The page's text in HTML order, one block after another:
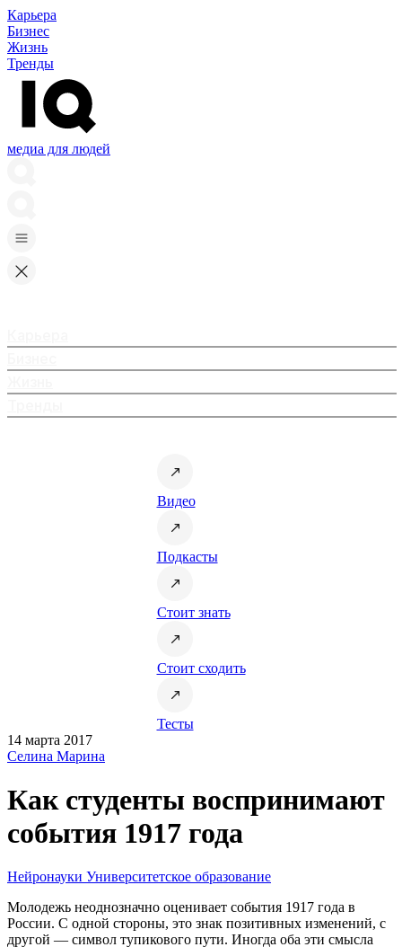
Карьера
Бизнес
Жизнь
Тренды
медиа для людей
Видео
Подкасты
Стоит знать
Стоит сходить
Тесты
14 марта 2017
Селина Марина
Как студенты воспринимают
события 1917 года
Нейронауки Университетское образование
Молодежь неоднозначно оценивает события 1917 года в
России. С одной стороны, это знак позитивных изменений, с
другой — символ тупикового пути. Иногда оба эти смысла